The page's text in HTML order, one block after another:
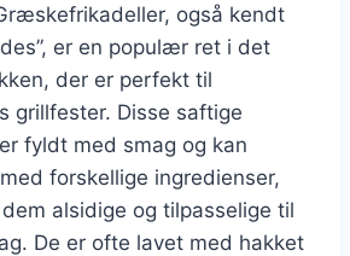
også kendt
er en populær ret i det
der er perfekt til
grillfester. Disse saftige
fyldt med smag og kan
forskellige ingredienser,
alsidige og tilpasselige til
De er ofte lavet med hakket